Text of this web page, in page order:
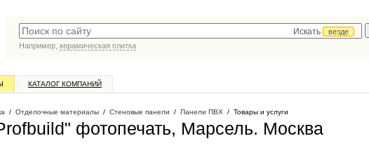
Искать
везде
Например, керамическая плитка
КАТАЛОГ КОМПАНИЙ
/ Отделочные материалы / Стеновые панели / Панели ПВХ / Товары и услуги
фотопечать, Марсель. Москва